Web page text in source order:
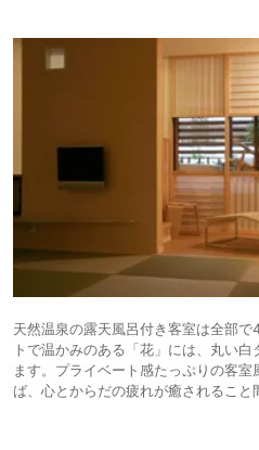
天然温泉の露天風呂付き客室は全部
トで温かみのある「花」には、丸い
ます。プライベート感たっぷりの客
ば、心とからだの疲れが癒されるこ